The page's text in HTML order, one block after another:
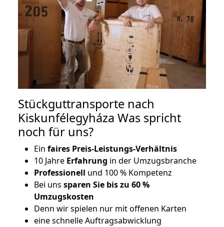
Stückguttransporte nach
Kiskunfélegyháza Was spricht
noch für uns?
Ein faires Preis-Leistungs-Verhältnis
10 Jahre Erfahrung in der Umzugsbranche
Professionell und 100 % Kompetenz
Bei uns sparen Sie bis zu 60 %
Umzugskosten
Denn wir spielen nur mit offenen Karten
eine schnelle Auftragsabwicklung